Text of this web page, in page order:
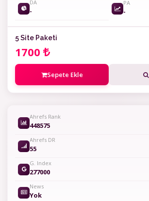
DA
-
PA
-
5 Site Paketi
1700
Sepete Ekle
Ahrefs Rank
448575
Ahrefs DR
55
G. Index
277000
News
Yok